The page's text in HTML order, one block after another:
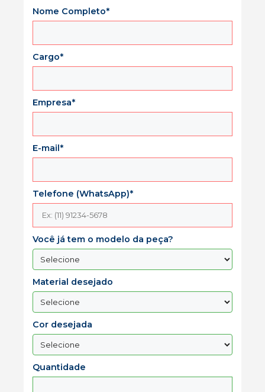
Nome Completo*
Cargo*
Empresa*
E-mail*
Telefone (WhatsApp)*
Você já tem o modelo da peça?
Material desejado
Cor desejada
Quantidade